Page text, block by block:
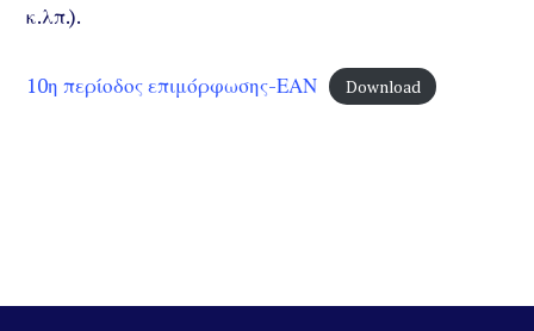
κ.λπ.).
10η περίοδος επιμόρφωσης-ΕΑΝ Download